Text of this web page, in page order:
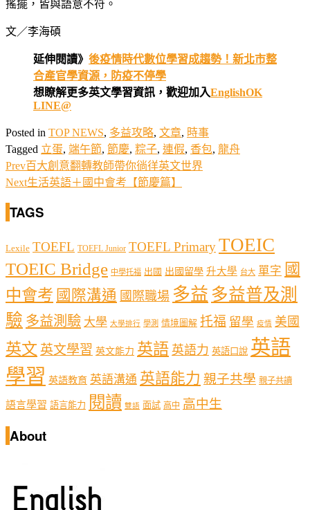
搖擺，皆與語意不符。
文／李海碩
延伸閱讀》 後疫情時代數位學習成趨勢！新北市整
合產官學資源，防疫不停學
想瞭解更多英文學習資訊，歡迎加入EnglishOK
LINE@
Posted in TOP NEWS, 多益攻略, 文章, 時事
Tagged 立蛋, 端午節, 節慶, 粽子, 連假, 香包, 龍舟
Prev百大創意翻轉教師帶你徜徉英文世界
Next生活英語＋國中會考【節慶篇】
TAGS
Lexile TOEFL TOEFL Junior TOEFL PrimaryTOEIC
TOEIC Bridge 中學托福 出國 出國留學 升大學 台大 單字 國
中會考 國際溝通 國際職場 多益 多益普及測
驗 多益測驗 大學 大學排行 學測 情境圖解 托福 留學 疫情 美國
英文 英文學習 英文能力 英語 英語力 英語口說 英語
學習 英語教育 英語溝通 英語能力 親子共學 親子共讀
語言學習 語言能力 閱讀 雙語 面試 高中 高中生
About